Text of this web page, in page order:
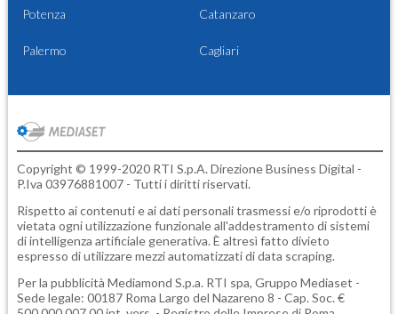
Potenza Catanzaro
Palermo Cagliari
Copyright © 1999-2020 RTI S.p.A. Direzione Business Digital -
P.Iva 03976881007 - Tutti i diritti riservati.
Rispetto ai contenuti e ai dati personali trasmessi e/o riprodotti è
vietata ogni utilizzazione funzionale all'addestramento di sistemi
di intelligenza artificiale generativa. È altresì fatto divieto
espresso di utilizzare mezzi automatizzati di data scraping.
Per la pubblicità Mediamond S.p.a. RTI spa, Gruppo Mediaset -
Sede legale: 00187 Roma Largo del Nazareno 8 - Cap. Soc. €